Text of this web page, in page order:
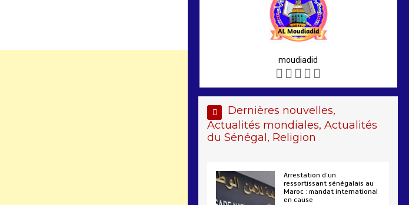
moudiadid
Dernières nouvelles,
Actualités mondiales, Actualités
du Sénégal, Religion
Arrestation d’un
ressortissant sénégalais au
Maroc : mandat international
en cause